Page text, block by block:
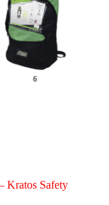
Kratos Safety